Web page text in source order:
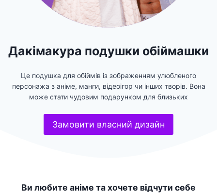
Дакімакура подушки обіймашки
Це подушка для обіймів із зображенням улюбленого
персонажа з аніме, манги, відеоігор чи інших творів. Вона
може стати чудовим подарунком для близьких
Замовити власний дизайн
Ви любите аніме та хочете відчути себе